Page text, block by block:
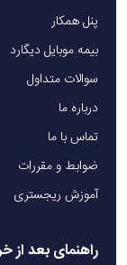
پنل همکار
بیمه موبایل دیگارد
سوالات متداول
درباره ما
تماس با ما
ضوابط و مقررات
آموزش ریجستری
راهنمای بعد از